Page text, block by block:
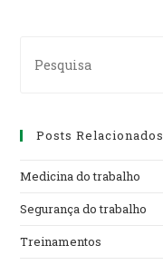
for:
Posts Relacionados
Medicina do trabalho
Segurança do trabalho
Treinamentos